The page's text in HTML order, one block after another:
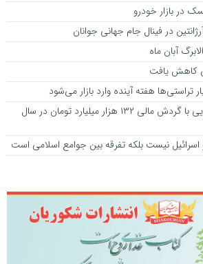
در بازار خودرو
در فینال جام جهانی جوانان
آبان ماه
کاهش یافت
تراستی‌ها هفته آینده وارد بازار می‌شود
تشکیل ۲۷ پرونده پولشویی با گردش مالی ۱۳۲ هزار میلیارد تومان در سال
اسرائیل نیست بلکه تفرقه بین جوامع اسلامی است